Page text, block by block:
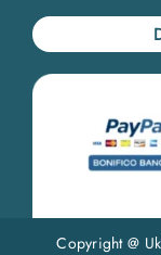
Copyright @